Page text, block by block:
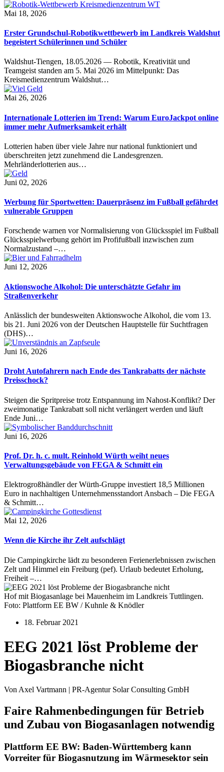
Mai 18, 2026
Erster Grundschul-Robotikwettbewerb im Landkreis Waldshut
begeistert Schülerinnen und Schüler
Waldshut-Tiengen, 18.05.2026 — Robotik, Kreativität und
Teamgeist standen am 5. Mai 2026 im Mittelpunkt: Das
Kreismedienzentrum Waldshut…
Mai 26, 2026
Internationale Lotterien im Trend: Warum EuroJackpot online
immer mehr Aufmerksamkeit erhält
Lotterien haben über viele Jahre nur national funktioniert und
überschreiten jetzt zunehmend die Landesgrenzen.
Mehrländerlotterien aus…
Juni 02, 2026
Werbung für Sportwetten: Dauerpräsenz im Fußball gefährdet
vulnerable Gruppen
Forschende warnen vor Normalisierung von Glücksspiel im Fußball
Glücksspielwerbung gehört im Profifußball inzwischen zum
Normalzustand –…
Juni 12, 2026
Aktionswoche Alkohol: Die unterschätzte Gefahr im
Straßenverkehr
Anlässlich der bundesweiten Aktionswoche Alkohol, die vom 13.
bis 21. Juni 2026 von der Deutschen Hauptstelle für Suchtfragen
(DHS)…
Juni 16, 2026
Droht Autofahrern nach Ende des Tankrabatts der nächste
Preisschock?
Steigen die Spritpreise trotz Entspannung im Nahost-Konflikt? Der
zweimonatige Tankrabatt soll nicht verlängert werden und läuft
Ende Juni…
Juni 16, 2026
Prof. Dr. h. c. mult. Reinhold Würth weiht neues
Verwaltungsgebäude von FEGA & Schmitt ein
Elektrogroßhändler der Würth-Gruppe investiert 18,5 Millionen
Euro in nachhaltigen Unternehmensstandort Ansbach – Die FEGA
& Schmitt…
Mai 12, 2026
Wenn die Kirche ihr Zelt aufschlägt
Die Campingkirche lädt zu besonderen Ferienerlebnissen zwischen
Zelt und Himmel ein Freiburg (pef). Urlaub bedeutet Erholung,
Freiheit –…
Hof mit Biogasanlage bei Mauenheim im Landkreis Tuttlingen.
Foto: Plattform EE BW / Kuhnle & Knödler
18. Februar 2021
EEG 2021 löst Probleme der
Biogasbranche nicht
Von Axel Vartmann | PR‐Agentur Solar Consulting GmbH
Faire Rahmenbedingungen für Betrieb
und Zubau von Biogasanlagen notwendig
Plattform EE BW: Baden-Württemberg kann
Vorreiter für Biogasnutzung im Wärmesektor sein